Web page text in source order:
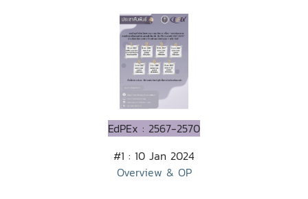
EdPEx : 2567-2570
#1 : 10 Jan 2024
Overview & OP